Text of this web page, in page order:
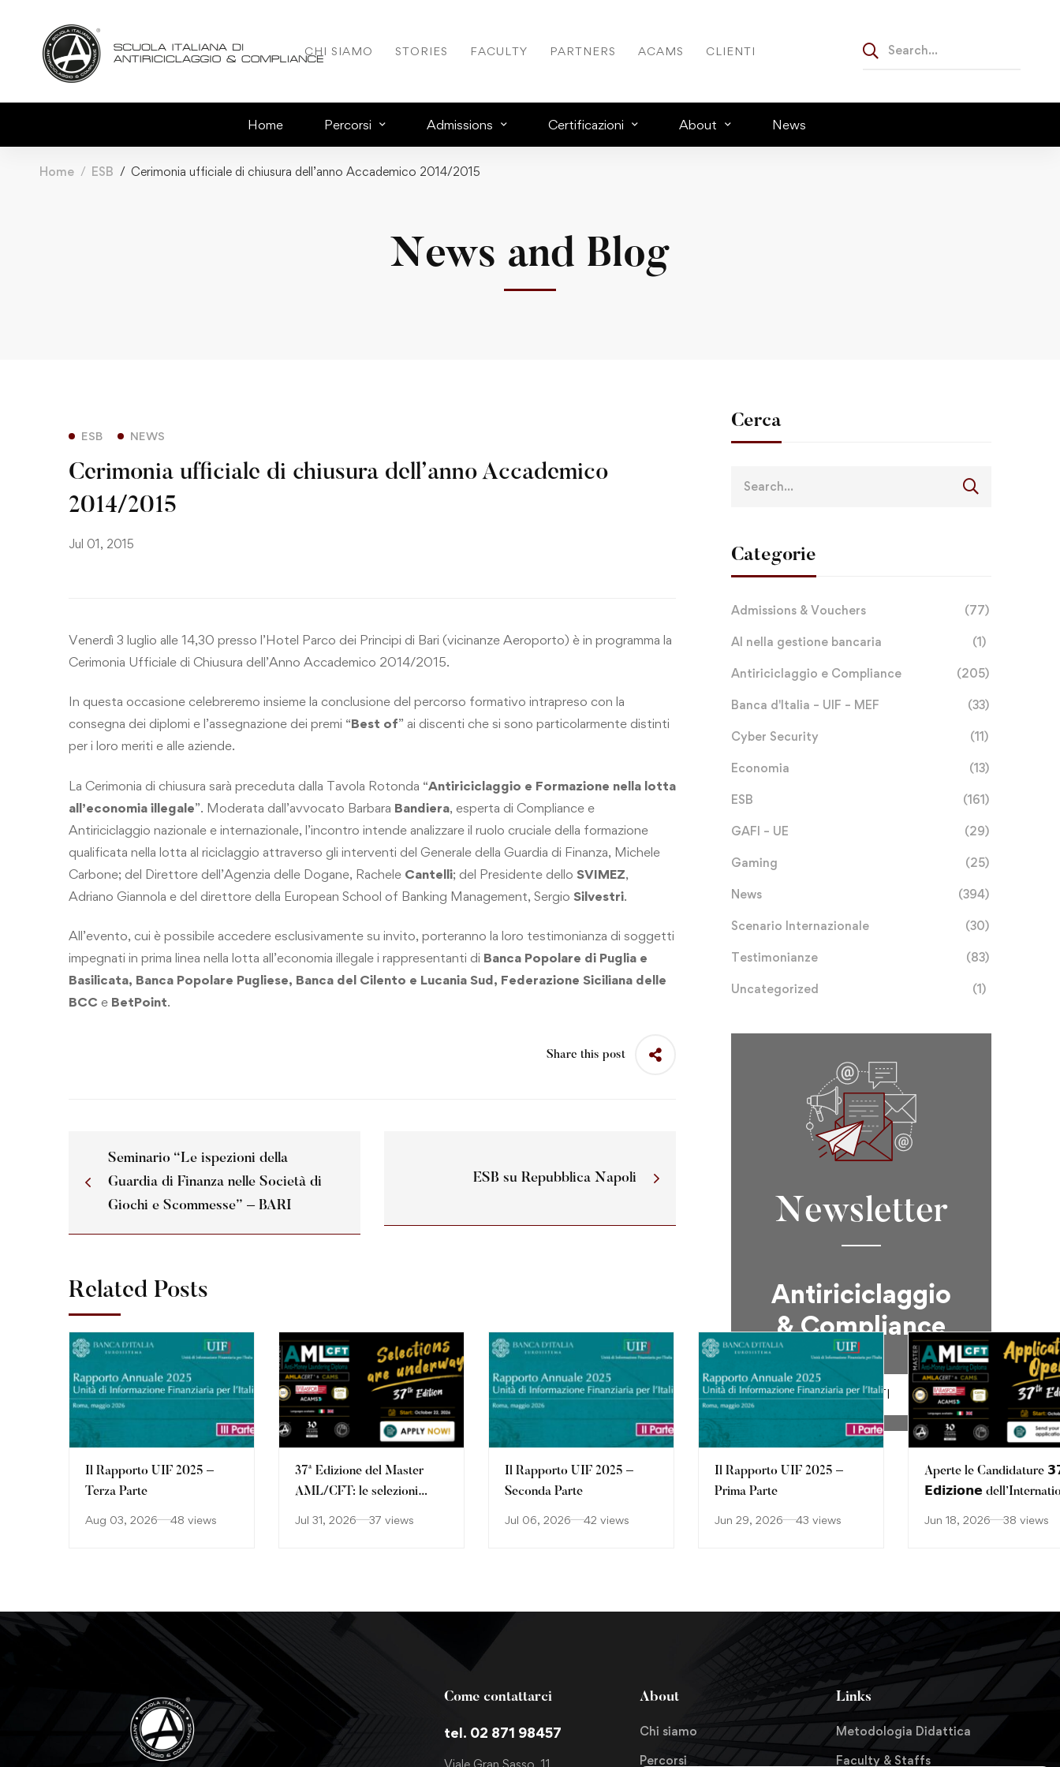
CHI SIAMO STORIES FACULTY PARTNERS ACAMS CLIENTI
Home Percorsi Admissions Certificazioni About News
Home ESB Cerimonia ufficiale di chiusura dell’anno Accademico 2014/2015
News and Blog
ESB NEWS
Cerimonia ufficiale di chiusura dell’anno Accademico
2014/2015
Jul 01, 2015
Venerdì 3 luglio alle 14,30 presso l’Hotel Parco dei Principi di Bari (vicinanze Aeroporto) è in programma la
Cerimonia Ufficiale di Chiusura dell’Anno Accademico 2014/2015.
In questa occasione celebreremo insieme la conclusione del percorso formativo intrapreso con la
consegna dei diplomi e l’assegnazione dei premi “Best of” ai discenti che si sono particolarmente distinti
per i loro meriti e alle aziende.
La Cerimonia di chiusura sarà preceduta dalla Tavola Rotonda “Antiriciclaggio e Formazione nella lotta
all’economia illegale”. Moderata dall’avvocato Barbara Bandiera, esperta di Compliance e
Antiriciclaggio nazionale e internazionale, l’incontro intende analizzare il ruolo cruciale della formazione
qualificata nella lotta al riciclaggio attraverso gli interventi del Generale della Guardia di Finanza, Michele
Carbone; del Direttore dell’Agenzia delle Dogane, Rachele Cantelli; del Presidente dello SVIMEZ,
Adriano Giannola e del direttore della European School of Banking Management, Sergio Silvestri.
All’evento, cui è possibile accedere esclusivamente su invito, porteranno la loro testimonianza di soggetti
impegnati in prima linea nella lotta all’economia illegale i rappresentanti di Banca Popolare di Puglia e
Basilicata, Banca Popolare Pugliese, Banca del Cilento e Lucania Sud, Federazione Siciliana delle
BCC e BetPoint.
Share this post
Seminario “Le ispezioni della
Guardia di Finanza nelle Società di
Giochi e Scommesse” – BARI
ESB su Repubblica Napoli
Related Posts
Il Rapporto UIF 2025 –
Terza Parte
Aug 03, 2026 48 views
37ª Edizione del Master
AML/CFT: le selezioni
Jul 31, 2026 37 views
Il Rapporto UIF 2025 –
Seconda Parte
Jul 06, 2026 42 views
Il Rapporto UIF 2025 –
Prima Parte
Jun 29, 2026 43 views
Aperte le Candidature
𝗘𝗱𝗶𝘇𝗶𝗼𝗻𝗲
Jun 18, 2026 38 views
Cerca
Categorie
Admissions & Vouchers (77)
AI nella gestione bancaria (1)
Antiriciclaggio e Compliance (205)
Banca d'Italia – UIF – MEF (33)
Cyber Security (11)
Economia (13)
ESB (161)
GAFI – UE (29)
Gaming (25)
News (394)
Scenario Internazionale (30)
Testimonianze (83)
Uncategorized (1)
Newsletter
Antiriciclaggio
& Compliance
ISCRIVITI
Come contattarci
tel. 02 871 98457
About
Chi siamo
Percorsi
Links
Metodologia Didattica
Faculty & Staffs